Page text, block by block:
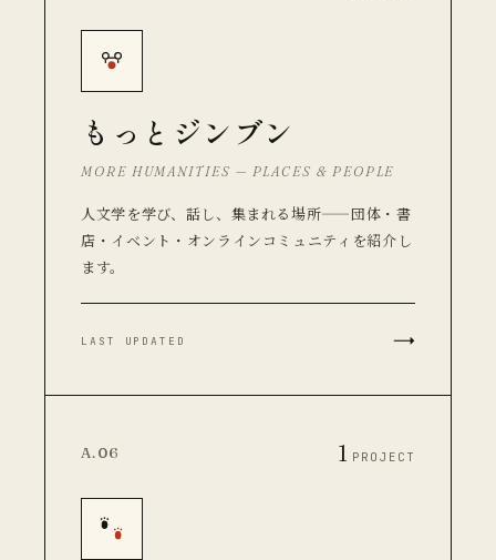
もっとジンブン
MORE HUMANITIES — PLACES & PEOPLE
人文学を学び、話し、集まれる場所——団体・書
店・イベント・オンラインコミュニティを紹介し
ます。
LAST UPDATED →
A.06 1 PROJECT